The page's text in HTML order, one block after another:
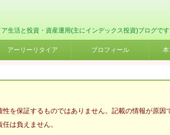
生活と投資・資産運用(主にインデックス投資)ブログです
アーリーリタイア プロフィール
を保証するものではありません。記載の情報が原因
は負えません。